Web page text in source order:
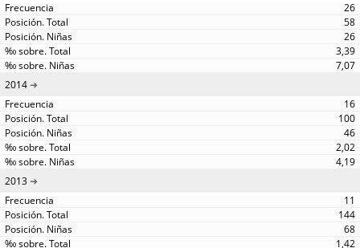
26
58
26
3,39
7,07
2014
16
100
46
2,02
4,19
2013
11
144
68
1,42